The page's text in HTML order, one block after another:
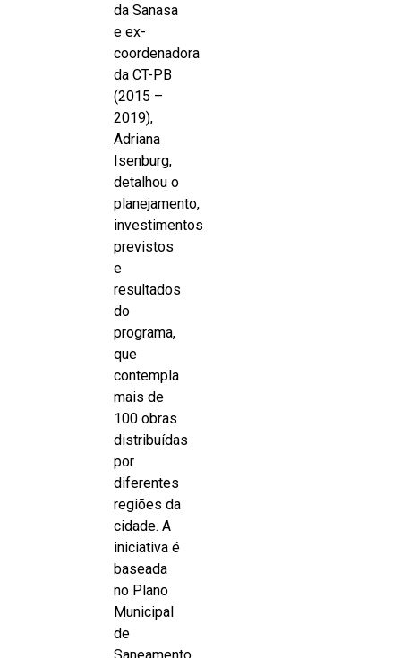
da Sanasa
e ex-
coordenadora
da CT-PB
(2015 –
2019),
Adriana
Isenburg,
detalhou o
planejamento,
investimentos
previstos
e
resultados
do
programa,
que
contempla
mais de
100 obras
distribuídas
por
diferentes
regiões da
cidade. A
iniciativa é
baseada
no Plano
Municipal
de